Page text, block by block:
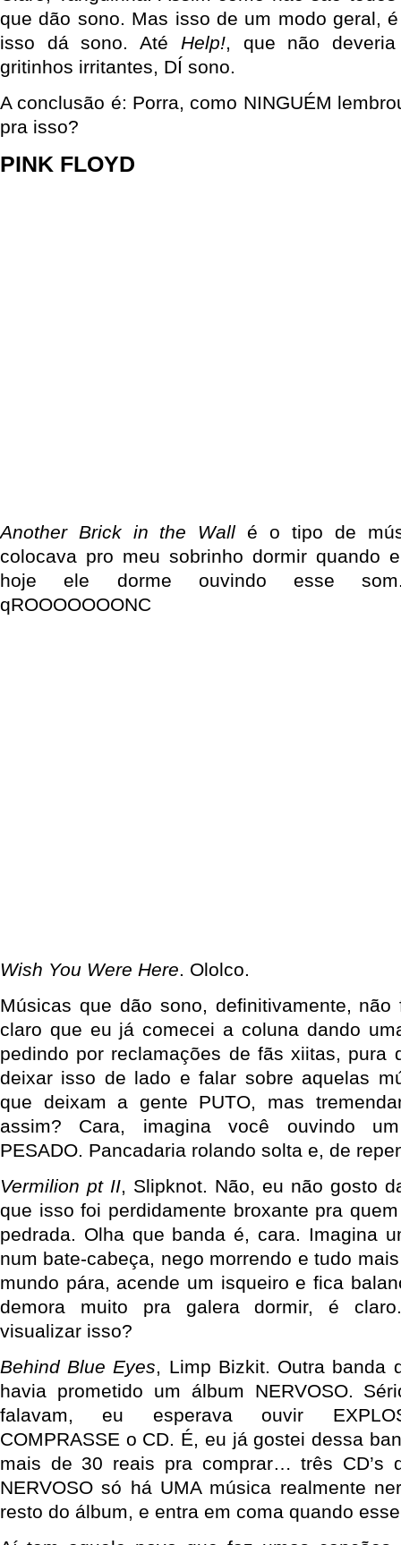
que dão sono. Mas isso de um modo geral,
isso dá sono. Até Help!, que não
gritinhos irritantes, DÍ sono.
A conclusão é: Porra, como NINGUÉM
pra isso?
PINK FLOYD
Another Brick in the Wall é o tipo de
colocava pro meu sobrinho dormir quando
hoje ele dorme ouvindo esse
qROOOOOOONC
Wish You Were Here. Ololco.
Músicas que dão sono, definitivamente,
claro que eu já comecei a coluna dando
pedindo por reclamações de fãs xiitas, pura
deixar isso de lado e falar sobre aquelas
que deixam a gente PUTO, mas
assim? Cara, imagina você ouvindo
PESADO. Pancadaria rolando solta e, de
Vermilion pt II, Slipknot. Não, eu não gosto
que isso foi perdidamente broxante pra
pedrada. Olha que banda é, cara. Imagina
num bate-cabeça, nego morrendo e tudo
mundo pára, acende um isqueiro e fica
demora muito pra galera dormir, é
visualizar isso?
Behind Blue Eyes, Limp Bizkit. Outra banda
havia prometido um álbum NERVOSO.
falavam, eu esperava ouvir
COMPRASSE o CD. É, eu já gostei dessa
mais de 30 reais pra comprar… três CD’s
NERVOSO só há UMA música realmente
resto do álbum, e entra em coma quando